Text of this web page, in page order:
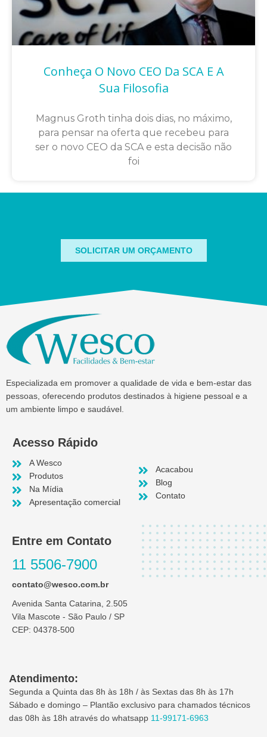
Conheça O Novo CEO Da SCA E A
Sua Filosofia
Magnus Groth tinha dois dias, no máximo,
para pensar na oferta que recebeu para
ser o novo CEO da SCA e esta decisão não
foi
SOLICITAR UM ORÇAMENTO
Especializada em promover a qualidade de vida e bem-estar das
pessoas, oferecendo produtos destinados à higiene pessoal e a
um ambiente limpo e saudável.
Acesso Rápido
A Wesco
Produtos
Na Mídia
Apresentação comercial
Acacabou
Blog
Contato
Entre em Contato
11 5506-7900
contato@wesco.com.br
Avenida Santa Catarina, 2.505
Vila Mascote - São Paulo / SP
CEP: 04378-500
Atendimento:
Segunda a Quinta das 8h às 18h / às Sextas das 8h às 17h
Sábado e domingo – Plantão exclusivo para chamados técnicos
das 08h às 18h através do whatsapp 11-99171-6963